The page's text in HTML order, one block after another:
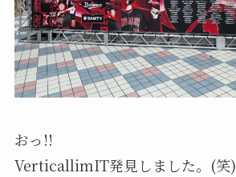
おっ!!
VerticallimIT発見しました。(笑)